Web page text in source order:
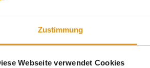
Zustimmung
Webseite verwendet Cookies